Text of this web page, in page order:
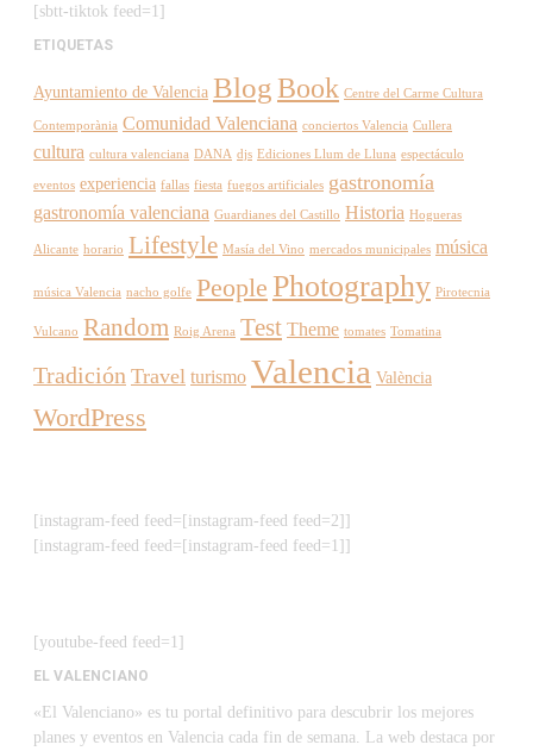
[sbtt-tiktok feed=1]
ETIQUETAS
Ayuntamiento de Valencia BlogBook Centre del Carme Cultura
Contemporània Comunidad Valenciana conciertos Valencia Cullera
cultura cultura valenciana DANA djs Ediciones Llum de Lluna espectáculo
eventos experiencia fallas fiesta fuegos artificiales gastronomía
gastronomía valenciana Guardianes del Castillo Historia Hogueras
Alicante horario Lifestyle Masía del Vino mercados municipales música
música Valencia nacho golfe People Photography Pirotecnia
Vulcano Random Roig Arena Test Theme tomates Tomatina
Tradición Travel turismo Valencia València
WordPress
[instagram-feed feed=[instagram-feed feed=2]]
[instagram-feed feed=[instagram-feed feed=1]]
[youtube-feed feed=1]
EL VALENCIANO
«El Valenciano» es tu portal definitivo para descubrir los mejores
planes y eventos en Valencia cada fin de semana. La web destaca por